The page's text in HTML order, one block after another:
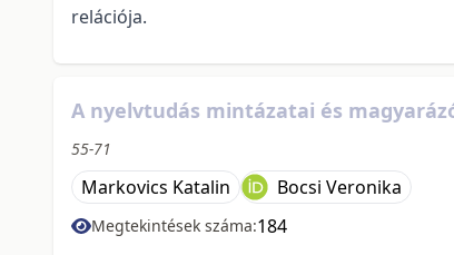
relációja.
A nyelvtudás mintázatai és
55-71
Markovics Katalin Bocsi Veronika
Megtekintések száma:184